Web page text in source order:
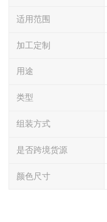
适用范围
加工定制
用途
类型
组装方式
是否跨境货源
颜色尺寸